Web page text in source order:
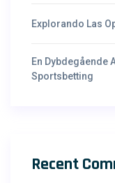
Explorando Las
En Dybdegående
Sportsbetting
Recent